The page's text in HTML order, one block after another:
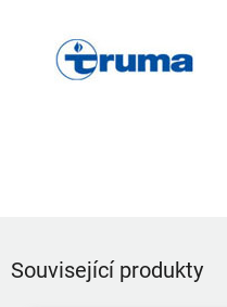
Související produkty